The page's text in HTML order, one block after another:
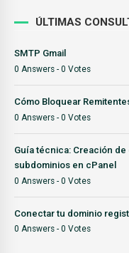
ÚLTIMAS
SMTP Gmail
0 Answers - 0 Votes
Cómo Bloquear
0 Answers - 0 Votes
Guía técnica: Creación
subdominios en cPanel
0 Answers - 0 Votes
Conectar tu dominio
0 Answers - 0 Votes